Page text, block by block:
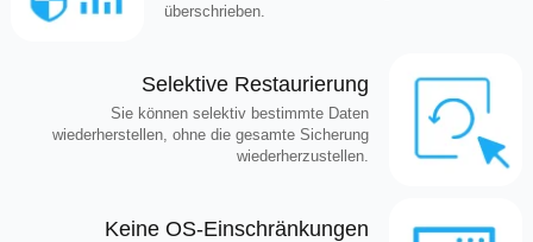
überschrieben.
Selektive Restaurierung
Sie können selektiv bestimmte Daten
wiederherstellen, ohne die gesamte Sicherung
wiederherzustellen.
Keine OS-Einschränkungen